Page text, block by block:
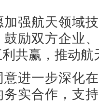
加强航天领域
鼓励双方企业
共赢，推动
意进一步深化
务实合作，支